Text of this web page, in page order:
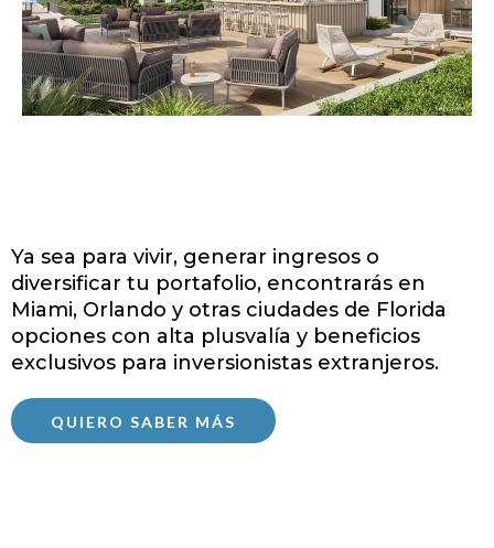
Ya sea para vivir, generar ingresos o
diversificar tu portafolio, encontrarás en
Miami, Orlando y otras ciudades de Florida
opciones con alta plusvalía y beneficios
exclusivos para inversionistas extranjeros.
QUIERO SABER MÁS